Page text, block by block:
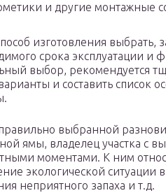
и другие монтажные
изготовления выбрать,
срока эксплуатации и
выбор, рекомендуется
и составить список
выбранной
ямы, владелец участка с
моментами. К ним
экологической ситуации
неприятного запаха и т.д.